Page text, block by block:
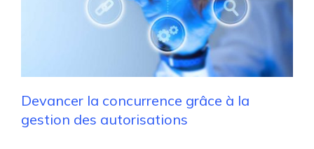
Devancer la concurrence grâce à la
gestion des autorisations